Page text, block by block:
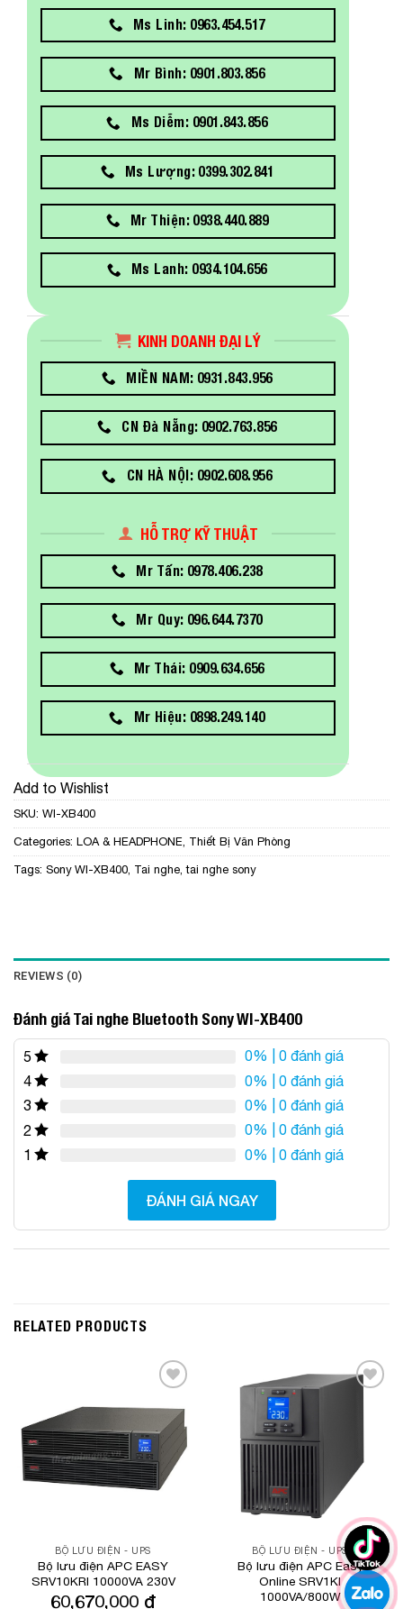
Ms Linh: 0963.454.517
Mr Bình: 0901.803.856
Ms Diễm: 0901.843.856
Ms Lượng: 0399.302.841
Mr Thiện: 0938.440.889
Ms Lanh: 0934.104.656
KINH DOANH ĐẠI LÝ
MIỀN NAM: 0931.843.956
CN Đà Nẵng: 0902.763.856
CN HÀ NỘI: 0902.608.956
HỖ TRỢ KỸ THUẬT
Mr Tấn: 0978.406.238
Mr Quy: 096.644.7370
Mr Thái: 0909.634.656
Mr Hiệu: 0898.249.140
Add to Wishlist
SKU: WI-XB400
Categories: LOA & HEADPHONE Thiết Bị Văn Phòng
Tags: Sony WI-XB400 Tai nghe ,tai nghe sony
REVIEWS (0)
Đánh giá Tai nghe Bluetooth Sony WI-XB400
5 0% | 0 đánh giá
4
0% | 0 đánh giá
3
0% | 0 đánh giá
2
0% | 0 đánh giá
1
0% | 0 đánh giá
ĐÁNH GIÁ NGAY
RELATED PRODUCTS
Wishlist
BỘ LƯU ĐIỆN - UPS
Bộ lưu điện APC EASY
SRV10KRI 10000VA 230V
60,670,000 ₫
BỘ LƯU ĐIỆN - UPS
Bộ lưu điện APC Easy
Online SRV1KI
1000VA/800W